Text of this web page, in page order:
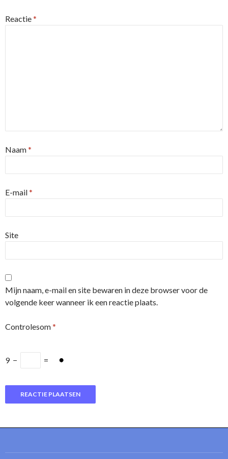
Reactie*
Naam*
E-mail*
Site
Mijn naam, e-mail en site bewaren in deze browser voor de
volgende keer wanneer ik een reactie plaats.
Controlesom*
9 − =